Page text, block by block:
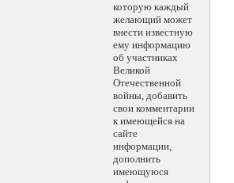
которую каждый
желающий может
внести известную
ему информацию
об участниках
Великой
Отечественной
войны, добавить
свои комментарии
к имеющейся на
сайте
информации,
дополнить
имеющуюся